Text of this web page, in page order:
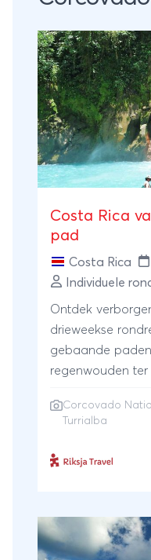
Costa Rica
pad
Costa Rica
Individuele
Ontdek
drieweekse
gebaande
regenwouden
mysterieus
gastvrijheid bij
tijd om te
rondreis kom je
lokale bevolking.
Corcovado
Turrialba